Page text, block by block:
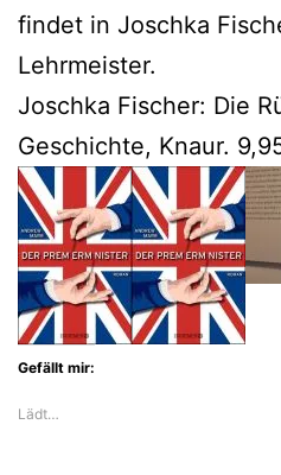
findet in Joschka
Lehrmeister.
Joschka Fischer: Die
Geschichte, Knaur.
Gefällt mir:
Lädt…